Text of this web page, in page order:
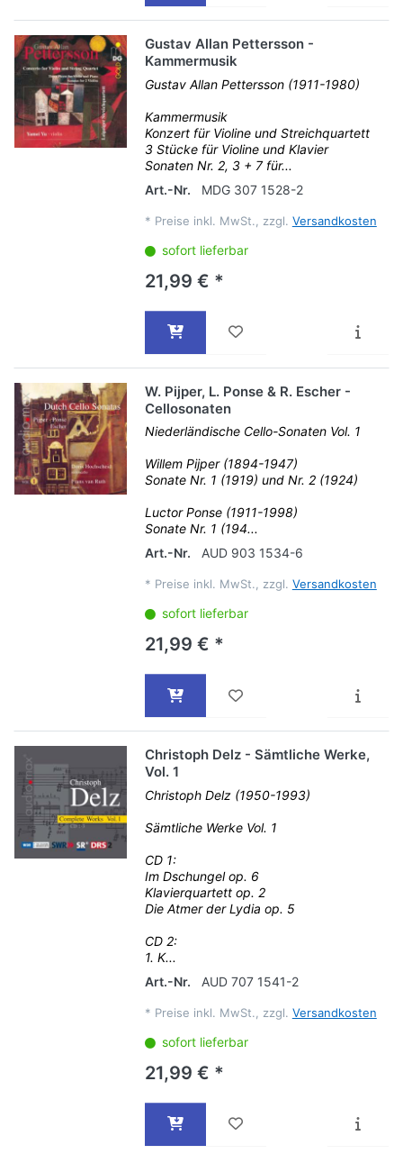
Gustav Allan Pettersson -
Kammermusik
Gustav Allan Pettersson (1911-1980)
Kammermusik
Konzert für Violine und Streichquartett
3 Stücke für Violine und Klavier
Sonaten Nr. 2, 3 + 7 für...
Art.-Nr.
MDG 307 1528-2
* Preise inkl. MwSt., zzgl. Versandkosten
sofort lieferbar
21,99 € *
W. Pijper, L. Ponse & R. Escher -
Cellosonaten
Niederländische Cello-Sonaten Vol. 1
Willem Pijper (1894-1947)
Sonate Nr. 1 (1919) und Nr. 2 (1924)
Luctor Ponse (1911-1998)
Sonate Nr. 1 (194...
Art.-Nr.
AUD 903 1534-6
* Preise inkl. MwSt., zzgl. Versandkosten
sofort lieferbar
21,99 € *
Christoph Delz - Sämtliche Werke,
Vol. 1
Christoph Delz (1950-1993)
Sämtliche Werke Vol. 1
CD 1:
Im Dschungel op. 6
Klavierquartett op. 2
Die Atmer der Lydia op. 5
CD 2:
1. K...
Art.-Nr.
AUD 707 1541-2
* Preise inkl. MwSt., zzgl. Versandkosten
sofort lieferbar
21,99 € *